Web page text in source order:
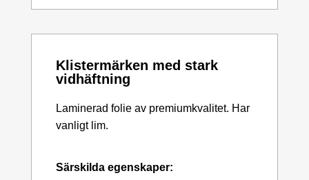
Klistermärken med stark
vidhäftning
Laminerad folie av premiumkvalitet. Har
vanligt lim.
Särskilda egenskaper: